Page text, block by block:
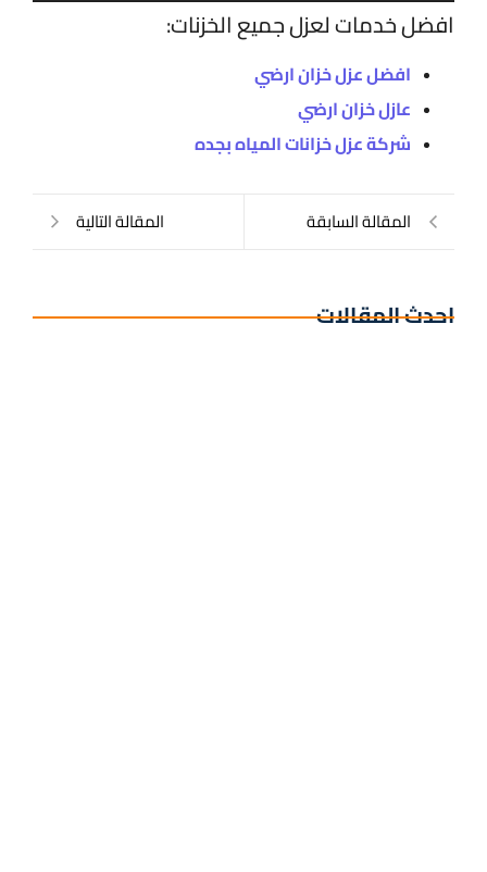
افضل خدمات لعزل جميع الخزنات:
افضل عزل خزان ارضي
عازل خزان ارضي
شركة عزل خزانات المياه بجده
المقالة السابقة المقالة التالية
احدث المقالات